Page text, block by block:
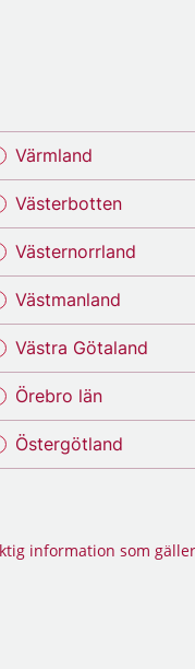
Värmland
Västerbotten
Västernorrland
Västmanland
Västra Götaland
Örebro län
Östergötland
information som gäller